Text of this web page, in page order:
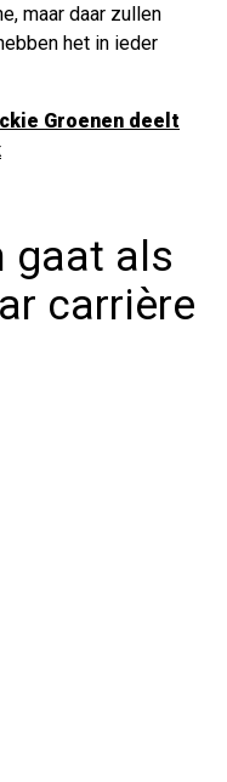
maar daar zullen
het in ieder
Groenen deelt
gaat als
carrière